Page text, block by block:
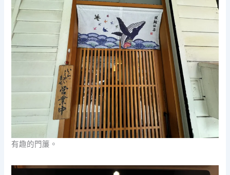
有趣的門簾。